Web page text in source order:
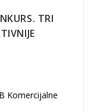
TRI
Komercijalne